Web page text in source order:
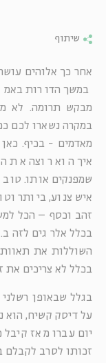
שיתוף
אחר כך אלוהים
במשך הדורות
מבקש תרומה. לא
במקרה נשארו לכם
מאדמים - בכיף.
איך הוא רוצה את
שמפנקים אותו.
איש צנוע, ביותר
זהב וכסף – הכל
בכלל אלרגים
השוללות את
בכלל לא צריכים את
בגלל שבאופן
על דיסק קשיח, הוא
יום עברו מאז
זכותו לסרב